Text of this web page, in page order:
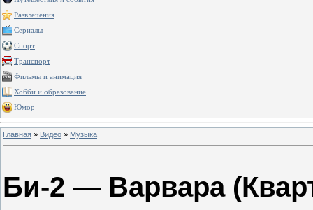
Развлечения
Сериалы
Спорт
Транспорт
Фильмы и анимация
Хобби и образование
Юмор
Главная » Видео » Музыка
Би-2 — Варвара